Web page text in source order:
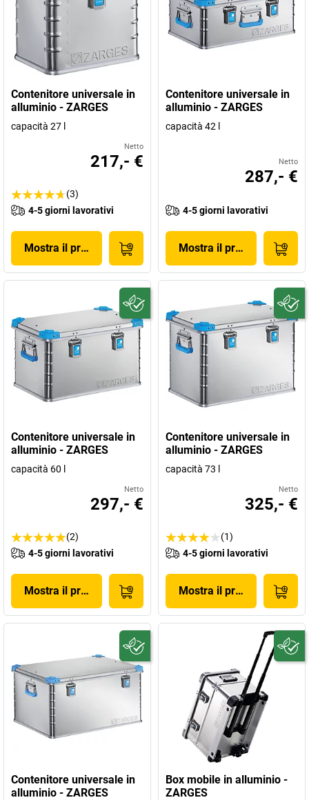
Contenitore universale in
alluminio - ZARGES
capacità 27 l
Netto
217,- €
(3)
4-5 giorni lavorativi
Mostra il prodotto
Contenitore universale in
alluminio - ZARGES
capacità 42 l
Netto
287,- €
4-5 giorni lavorativi
Mostra il prodotto
Contenitore universale in
alluminio - ZARGES
capacità 60 l
Netto
297,- €
(2)
4-5 giorni lavorativi
Mostra il prodotto
Contenitore universale in
alluminio - ZARGES
capacità 73 l
Netto
325,- €
(1)
4-5 giorni lavorativi
Mostra il prodotto
Contenitore universale in
alluminio - ZARGES
Box mobile in alluminio -
ZARGES